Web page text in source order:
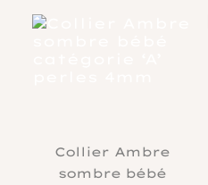
Collier Ambre
sombre bébé